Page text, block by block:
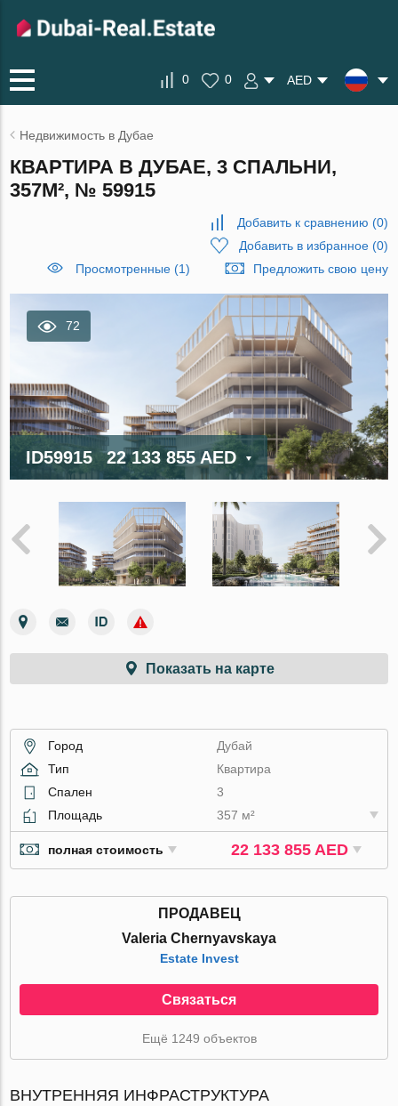
0 0 AED
Недвижимость в Дубае
КВАРТИРА В ДУБАЕ, 3 СПАЛЬНИ,
357М², № 59915
Добавить к сравнению (0)
Добавить в избранное(0)
Просмотренные (1)
Предложить свою цену
72
ID59915 22 133 855 AED
Показать на карте
Город
Дубай
Тип
Квартира
Спален
3
Площадь
357 м²
полная стоимость 22 133 855 AED
ПРОДАВЕЦ
Valeria Chernyavskaya
Estate Invest
Связаться
Ещё 1249 объектов
ВНУТРЕННЯЯ ИНФРАСТРУКТУРА